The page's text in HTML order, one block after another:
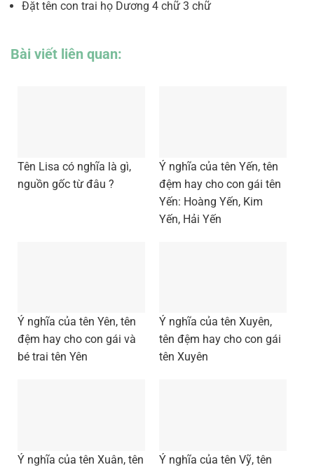
Đặt tên con trai họ Dương 4 chữ 3 chữ
Bài viết liên quan:
Tên Lisa có nghĩa là gì,
nguồn gốc từ đâu ?
Ý nghĩa của tên Yến, tên
đệm hay cho con gái tên
Yến: Hoàng Yến, Kim
Yến, Hải Yến
Ý nghĩa của tên Yên, tên
đệm hay cho con gái và
bé trai tên Yên
Ý nghĩa của tên Xuyên,
tên đệm hay cho con gái
tên Xuyên
Ý nghĩa của tên Xuân, tên
Ý nghĩa của tên Vỹ, tên